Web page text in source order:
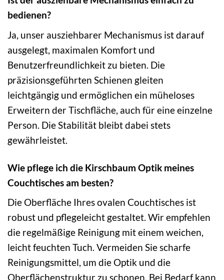
bedienen?
Ja, unser ausziehbarer Mechanismus ist darauf
ausgelegt, maximalen Komfort und
Benutzerfreundlichkeit zu bieten. Die
präzisionsgeführten Schienen gleiten
leichtgängig und ermöglichen ein müheloses
Erweitern der Tischfläche, auch für eine einzelne
Person. Die Stabilität bleibt dabei stets
gewährleistet.
Wie pflege ich die Kirschbaum Optik meines
Couchtisches am besten?
Die Oberfläche Ihres ovalen Couchtisches ist
robust und pflegeleicht gestaltet. Wir empfehlen
die regelmäßige Reinigung mit einem weichen,
leicht feuchten Tuch. Vermeiden Sie scharfe
Reinigungsmittel, um die Optik und die
Oberflächenstruktur zu schonen. Bei Bedarf kann